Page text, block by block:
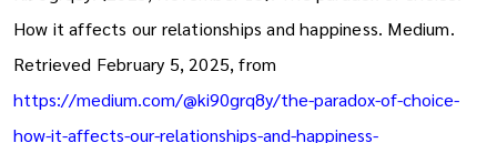
Ki90grq8y. (2023, November 15). The paradox of choice:
How it affects our relationships and happiness. Medium.
Retrieved February 5, 2025, from
https://medium.com/@ki90grq8y/the-paradox-of-choice-